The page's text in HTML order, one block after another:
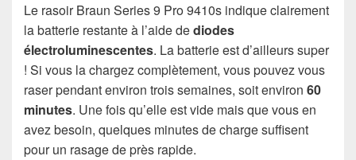
Le rasoir Braun Series 9 Pro 9410s indique clairement
la batterie restante à l’aide dediodes
électroluminescentes. La batterie est d’ailleurs super
! Si vous la chargez complètement, vous pouvez vous
raser pendant environ trois semaines, soit environ 60
minutes. Une fois qu’elle est vide mais que vous en
avez besoin, quelques minutes de charge suffisent
pour un rasage de près rapide.